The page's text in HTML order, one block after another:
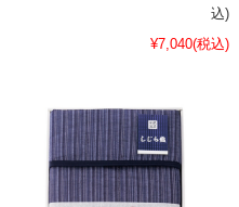
込)
¥7,040(税込)